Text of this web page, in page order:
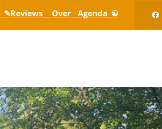
_✎Reviews_ _ Over_ _Agenda_☯